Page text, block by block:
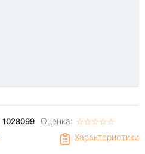
1028099 Оценка: ☆☆☆☆☆
★★★★★
Характеристики